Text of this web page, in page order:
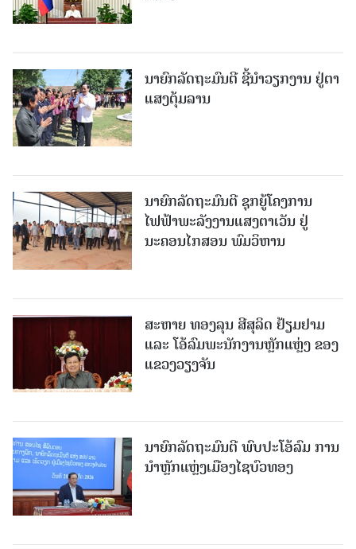
ນາຍົກລັດຖະມົນຕີ ຊີ້ນຳວຽກງານ ຢູ່ຕາ
ແສງຕຸ້ມລານ
ນາຍົກລັດຖະມົນຕີ ຊຸກຍູ້ໂຄງການ
ໄຟຟ້າພະລັງງານແສງຕາເວັນ ຢູ່
ນະຄອນໄກສອນ ພົມວິຫານ
ສະຫາຍ ທອງລຸນ ສີສຸລິດ ຢ້ຽມຢາມ
ແລະ ໂອ້ລົມພະນັກງານຫຼັກແຫຼ່ງ ຂອງ
ແຂວງວຽງຈັນ
ນາຍົກລັດຖະມົນຕີ ພົບປະໂອ້ລົມ ການ
ນຳຫຼັກແຫຼ່ງເມືອງໄຊບົວທອງ